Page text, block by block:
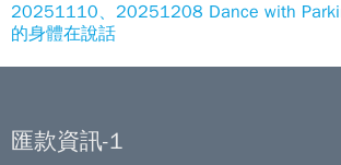
20251110、20251208 Dance with
的身體在說話
匯款資訊-1